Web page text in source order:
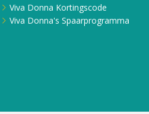
Viva Donna Kortingscode
Viva Donna's Spaarprogramma